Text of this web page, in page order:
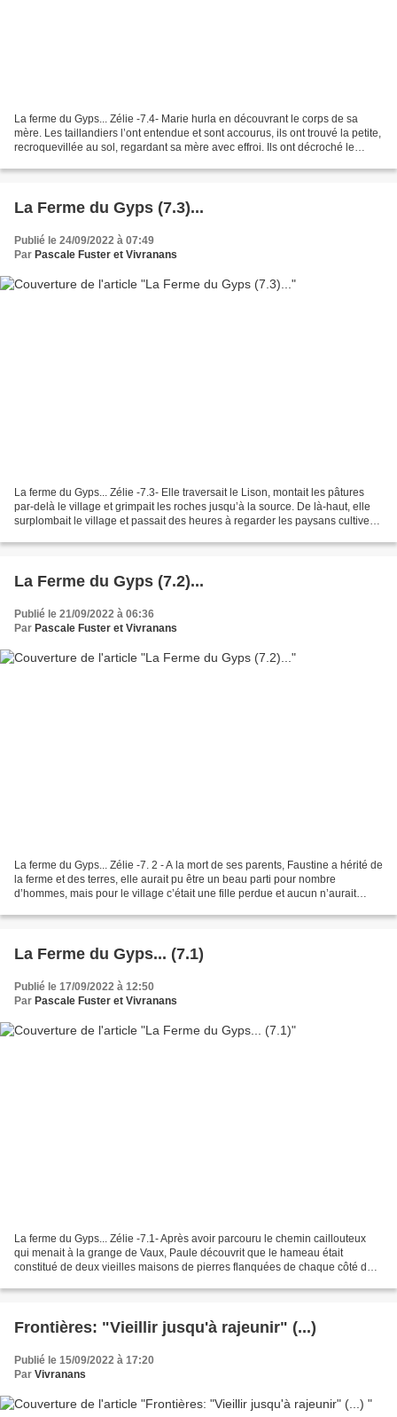
La ferme du Gyps... Zélie -7.4- Marie hurla en découvrant le corps de sa
mère. Les taillandiers l’ont entendue et sont accourus, ils ont trouvé la petite,
recroquevillée au sol, regardant sa mère avec effroi. Ils ont décroché le
La Ferme du Gyps (7.3)...
Publié le 24/09/2022 à 07:49
Par Pascale Fuster et Vivranans
La ferme du Gyps... Zélie -7.3- Elle traversait le Lison, montait les pâtures
par-delà le village et grimpait les roches jusqu’à la source. De là-haut, elle
surplombait le village et passait des heures à regarder les paysans cultiver
La Ferme du Gyps (7.2)...
Publié le 21/09/2022 à 06:36
Par Pascale Fuster et Vivranans
La ferme du Gyps... Zélie -7. 2 - A la mort de ses parents, Faustine a hérité de
la ferme et des terres, elle aurait pu être un beau parti pour nombre
d’hommes, mais pour le village c’était une fille perdue et aucun n’aurait
La Ferme du Gyps... (7.1)
Publié le 17/09/2022 à 12:50
Par Pascale Fuster et Vivranans
La ferme du Gyps... Zélie -7.1- Après avoir parcouru le chemin caillouteux
qui menait à la grange de Vaux, Paule découvrit que le hameau était
constitué de deux vieilles maisons de pierres flanquées de chaque côté de
Frontières: "Vieillir jusqu'à rajeunir" (...)
Publié le 15/09/2022 à 17:20
Par Vivranans